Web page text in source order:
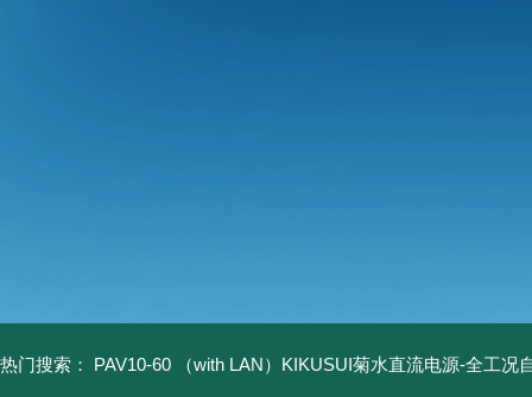
热门搜索： PAV10-60 （with LAN）KIKUSUI菊水直流电源-全工况